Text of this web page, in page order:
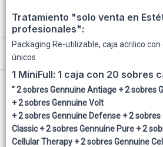
Tratamiento "solo venta en
profesionales":
Packaging Re-utilizable, caja acrilico
únicos.
1 MiniFull: 1 caja con 20 sobres
" 2 sobresGennuine Antiage + 2 sobres
+ 2 sobresGennuine Volt
+ 2 sobresGennuine Defense + 2 sobres
Classic + 2 sobresGennuine Pure + 2
Cellular Therapy + 2 sobresGennuine
CONTACTO
Menú
Ayuda a la salud de tu piel retrasando el
formulaciones, objetivos y sabores diferentes
Lista